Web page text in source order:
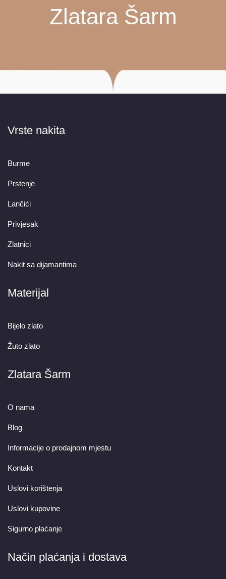
Zlatara Šarm
Vrste nakita
Burme
Prstenje
Lančići
Privjesak
Zlatnici
Nakit sa dijamantima
Materijal
Bijelo zlato
Žuto zlato
Zlatara Šarm
O nama
Blog
Informacije o prodajnom mjestu
Kontakt
Uslovi korištenja
Uslovi kupovine
Sigurno plaćanje
Način plaćanja i dostava